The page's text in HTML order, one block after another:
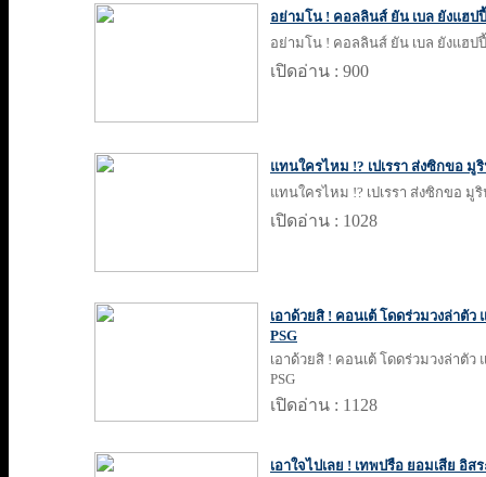
อย่ามโน ! คอลลินส์ ยัน เบล ยังแฮ
อย่ามโน ! คอลลินส์ ยัน เบล ยังแฮ
เปิดอ่าน : 900
แทนใครไหม !? เปเรรา ส่งซิกขอ
แทนใครไหม !? เปเรรา ส่งซิกขอ
เปิดอ่าน : 1028
เอาด้วยสิ ! คอนเต้ โดดร่วมวงล่าตั
PSG
เอาด้วยสิ ! คอนเต้ โดดร่วมวงล่าตั
PSG
เปิดอ่าน : 1128
เอาใจไปเลย ! เทพปรือ ยอมเสีย อิ